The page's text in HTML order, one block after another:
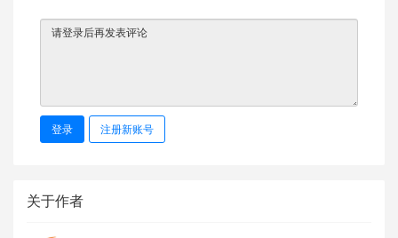
登录 注册新账号
关于作者